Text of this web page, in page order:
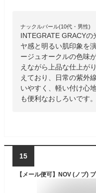
ナックルバール(10代・男性)
INTEGRATE GRACY
ヤ感と明るい肌印象を
ージュオークルの色味
えながら上品な仕上が
えており、日常の紫外
いやすく、軽い付け心
も便利なおしろいです。
15